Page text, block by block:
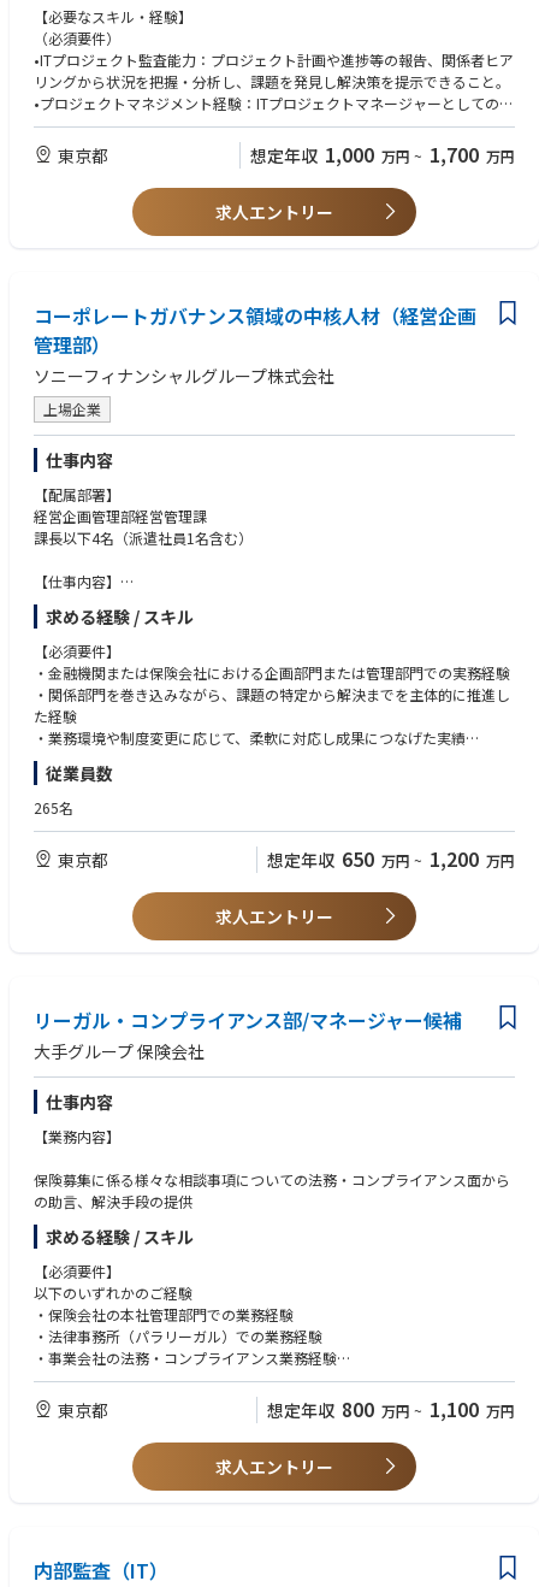
〇ガバナンス・プロセス改善
〇システム運用および開発管理
【必要なスキル・経験】
（必須要件）
•ITプロジェクト監査能力：プロジェクト計画や進捗等の報告、関係者ヒア
リングから状況を把握・分析し、課題を発見し解決策を提示できること。
•プロジェクトマネジメント経験：ITプロジェクトマネージャーとしての実
務経験（プロジェクト運営経験）。
•プロジェクト管理知識：PMP資格保有、またはPMBOKの理解。
•IT監査・品質関連：情報処理系資格（例：システム監査技術者、プロジェ
クトマネージャー）や同等のスキル。
•発注・会計・契約業務の基礎スキル：発注・支払の実務理解や会計・契
約の基本知識を習得・活用できること。
•Excelの基本的な関数（VLOOKUP、SUMIF等）を使ったデータ処理ができ
ること。
•基礎的な英語力（読み書き・会話）。
（望ましい要件）
•テクノロジー関連の契約書レビュー経験（ソフトウェア・ハードウェア
等）。
•ソフトウェア／ハードウェア購買やベンダー管理の経験。
•テクノロジー分野の会計知識（IT投資会計の理解）。
•金融機関・コンサルティングファーム等でのITプロジェクト運営またはプ
•システム開発会社や事業会社IT部門での設計・開発・維持管理経験。
•金融市場、金融商品・取引、証券業務、銀行業務に関する知識。
•証券外務員資格、銀行業務検定等の関連資格。
•最新技術動向（RPA、AI、クラウド等）に対する理解。
•英語での業務コミュニケーション能力（読み書き・会話）。
東京都 想定年収 1,000 万円 ~ 1,700 万円
求人エントリー
コーポレートガバナンス領域の中核人材（経営企画
管理部）
ソニーフィナンシャルグループ株式会社
上場企業
仕事内容
【配属部署】
経営企画管理部経営管理課
課長以下4名（派遣社員1名含む）
【仕事内容】
ソニーフィナンシャルグループにおけるコーポレートガバナンス体制の企
画・高度化・運営全般を担っていただきます。法制度や規制環境の変化を
踏まえたガバナンス態勢の設計・見直しを主導するとともに、取締役会・
各種委員会等の重要会議体事務局と密接に連携し、実効性の高いガバナン
ス運営の実現を推進いただきます。
【福利厚生】
・退職一時金、401k
・社会保険完備
・フレックスタイム制（コアタイムなし）
・テレワーク可（原則週2日を上限とする）
ソニーフィナンシャルグループのコーポレートガバナンスに携わり、経営
に近い立場でガバナンスの高度化や意思決定の質向上に貢献できるポジシ
メントへのキャリアパスが開かれている一方、専門性を軸にガバナンス領
域のプロフェッショナルとして活躍することも可能です。志向や適性に応
じて、キャリアの幅を柔軟に広げていける点も魅力です。
求める経験 / スキル
【必須要件】
・金融機関または保険会社における企画部門または管理部門での実務経験
・関係部門を巻き込みながら、課題の特定から解決までを主体的に推進し
た経験
・業務環境や制度変更に応じて、柔軟に対応し成果につなげた実績
【尚可要件】
・上場企業または上場企業子会社におけるコーポレートガバナンス対応業
・取締役会・各種委員会等の運営、またはそれに準ずる業務経験
・規程整備、開示対応、当局対応等の実務経験
・部門横断プロジェクトの推進経験
【求める人物像】
・環境変化や不確実性の高い状況においても、適切に対応できる柔軟性を
有する方
・上記の資質を活かし、キャリアの中で具体的な成果を創出してきた方
従業員数
265名
東京都 想定年収 650 万円 ~ 1,200 万円
求人エントリー
リーガル・コンプライアンス部/マネージャー候補
大手グループ 保険会社
仕事内容
【業務内容】
保険募集に係る様々な相談事項についての法務・コンプライアンス面から
の助言、解決手段の提供
求める経験 / スキル
【必須要件】
以下のいずれかのご経験
・保険会社の本社管理部門での業務経験
・法律事務所（パラリーガル）での業務経験
・事業会社の法務・コンプライアンス業務経験
【歓迎要件】
・保険会社での法務または募集コンプライアンス業務経験
東京都 想定年収 800 万円 ~ 1,100 万円
求人エントリー
内部監査（IT）